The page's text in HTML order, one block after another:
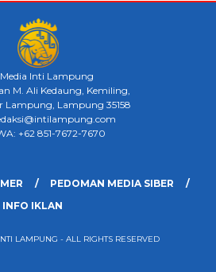
Media Inti Lampung
M. Ali Kedaung, Kemiling,
Lampung, Lampung 35158
+62 851-7672-7670
PEDOMAN MEDIA SIBER
INFO IKLAN
LAMPUNG - ALL RIGHTS RESERVED